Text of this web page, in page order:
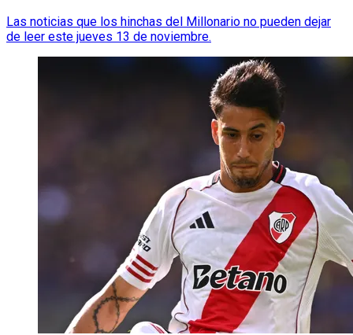
Las noticias que los hinchas del Millonario no pueden dejar
de leer este jueves 13 de noviembre.